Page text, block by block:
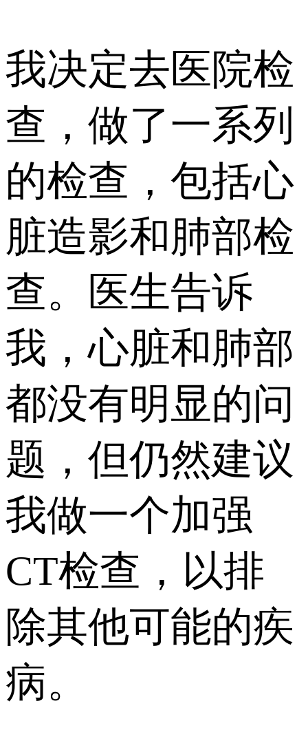
我决定去医院检
查，做了一系列
的检查，包括心
脏造影和肺部检
查。医生告诉
我，心脏和肺部
都没有明显的问
题，但仍然建议
我做一个加强
CT检查，以排
除其他可能的疾
病。